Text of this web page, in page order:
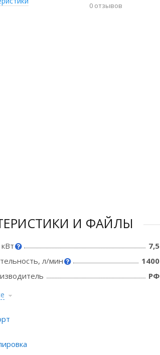
0 отзывов
И ФАЙЛЫ
7,5
л/мин
1400
РФ